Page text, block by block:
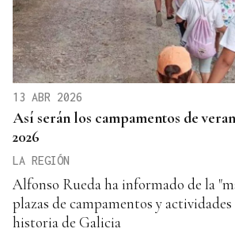
13 ABR 2026
Así serán los campamentos de
2026
LA REGIÓN
Alfonso Rueda ha informado de la
plazas de campamentos y
historia de Galicia